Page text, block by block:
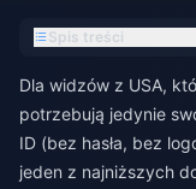
Spis treści
Dla widzów z USA,
potrzebują jedynie
ID (bez hasła, bez
jeden z najniższych